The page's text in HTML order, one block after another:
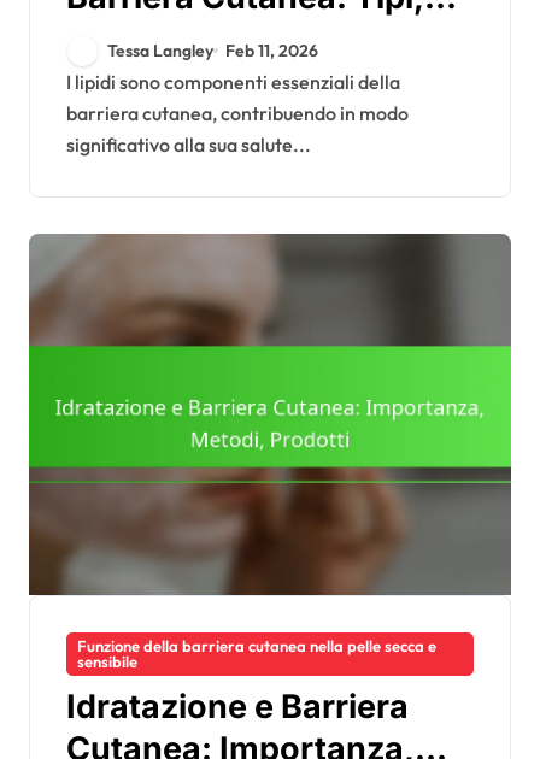
Funzioni, Benefici
Tessa Langley Feb 11, 2026
I lipidi sono componenti essenziali della
barriera cutanea, contribuendo in modo
significativo alla sua salute...
Funzione della barriera cutanea nella pelle secca e
sensibile
Idratazione e Barriera
Cutanea: Importanza,